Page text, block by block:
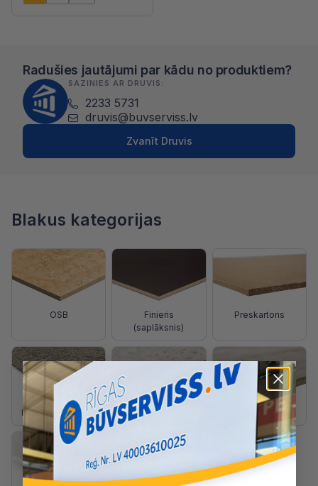
Radušies jautājumi par kādu no produktiem?
SAZINIES AR DRUVIS:
2233 5731
druvis@buvserviss.lv
Zvanīt Druvis
Blakus kategorijas
OSB
Finieris
(saplāksnis)
Preskartons
Fibrolīta plāksnes Cementa plāksnes Koka plāksnes